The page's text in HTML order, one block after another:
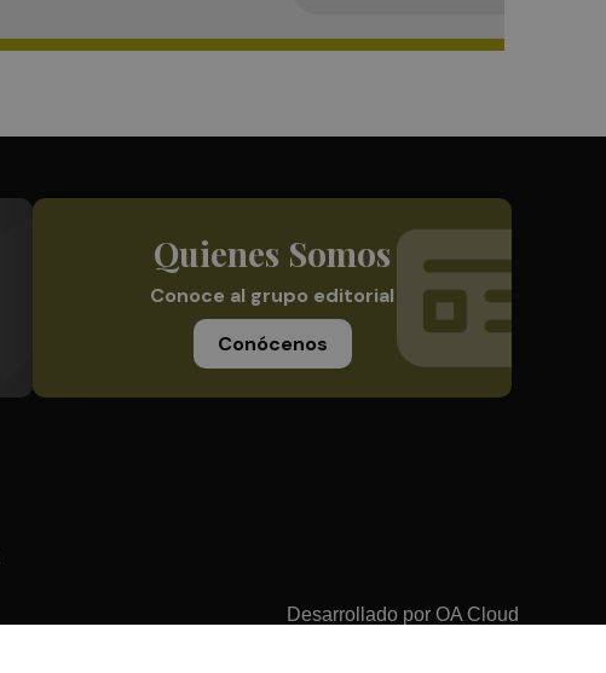
Quienes Somos
Conoce al grupo editorial
Conócenos
Desarrollado por OA Cloud